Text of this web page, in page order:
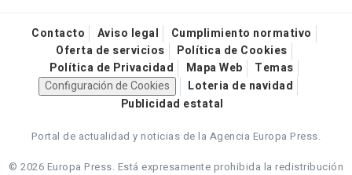
Contacto Aviso legal
Cumplimiento normativo
Oferta de servicios
Política de Cookies
Política de Privacidad
Mapa Web
Temas
Configuración de Cookies
Loteria de navidad
Publicidad estatal
Portal de actualidad y noticias de la Agencia Europa Press.
© 2026 Europa Press. Está expresamente prohibida la redistribución